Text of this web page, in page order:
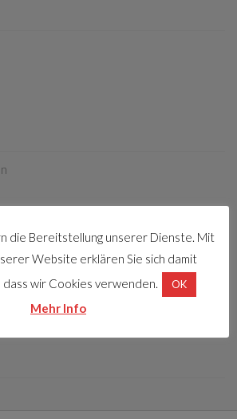
die Bereitstellung unserer Dienste. Mit
Website erklären Sie sich damit
wir Cookies verwenden.
OK
Mehr Info